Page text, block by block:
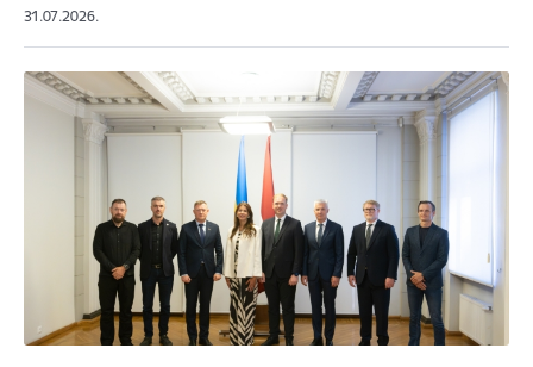
31.07.2026.